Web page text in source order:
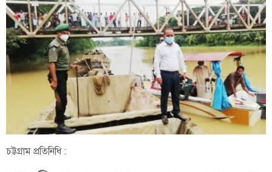
চট্টগ্রাম প্রতিনিধি :